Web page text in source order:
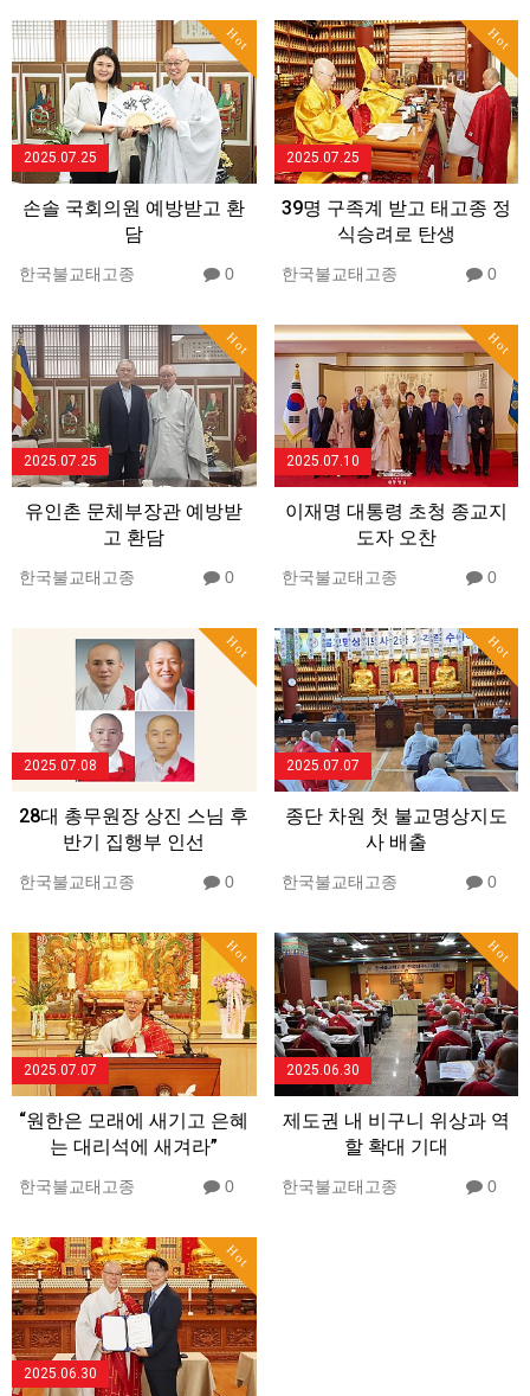
Hot
2025.07.25
손솔 국회의원 예방받고 환
담
한국불교태고종 0
Hot
2025.07.25
39명 구족계 받고 태고종 정
식승려로 탄생
한국불교태고종 0
Hot
2025.07.25
유인촌 문체부장관 예방받
고 환담
한국불교태고종 0
Hot
2025.07.10
이재명 대통령 초청 종교지
도자 오찬
한국불교태고종 0
Hot
2025.07.08
28대 총무원장 상진 스님 후
반기 집행부 인선
한국불교태고종 0
Hot
2025.07.07
종단 차원 첫 불교명상지도
사 배출
한국불교태고종 0
Hot
2025.07.07
“원한은 모래에 새기고 은혜
는 대리석에 새겨라”
한국불교태고종 0
Hot
2025.06.30
제도권 내 비구니 위상과 역
할 확대 기대
한국불교태고종 0
Hot
2025.06.30